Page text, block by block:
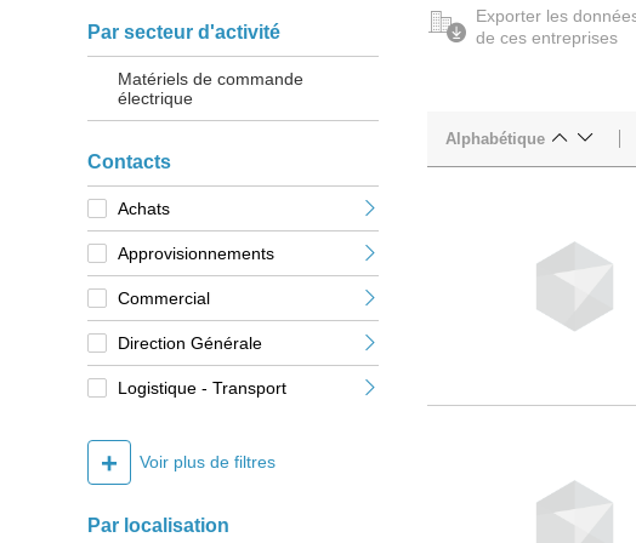
Par secteur d'activité
Matériels de commande
électrique
Contacts
Achats
Approvisionnements
Commercial
Direction Générale
Logistique - Transport
+ Voir plus de filtres
Par localisation
Exporter les
de ces entreprises
Alphabétique